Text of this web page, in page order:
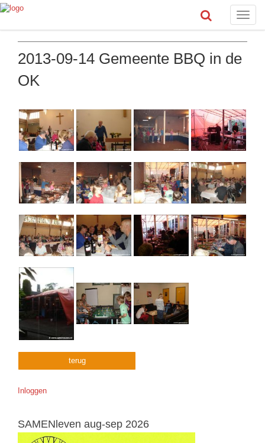
Toggle
2013-09-14 Gemeente BBQ in de
OK
terug
Inloggen
SAMENleven aug-sep 2026